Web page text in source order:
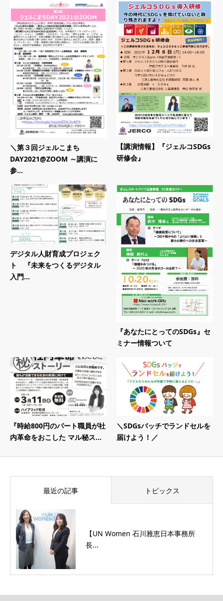
＼第３回ジェルこまち
DAY2021@ZOOM ～講演に
参...
【講演情報】『ジェルコSDGs
研修会』
デジタル人財育成プロジェク
ト 『未来をつくるデジタル
入門...
『あなたにとってのSDGs』セ
ミナー情報ついて
『時給800円のパート職員が社
内革命をおこした マル秘ス...
＼SDGsバッチでランドセルを
届けよう！／
最近の記事 トピックス
【UN Women 石川雅恵日本事務所
長...